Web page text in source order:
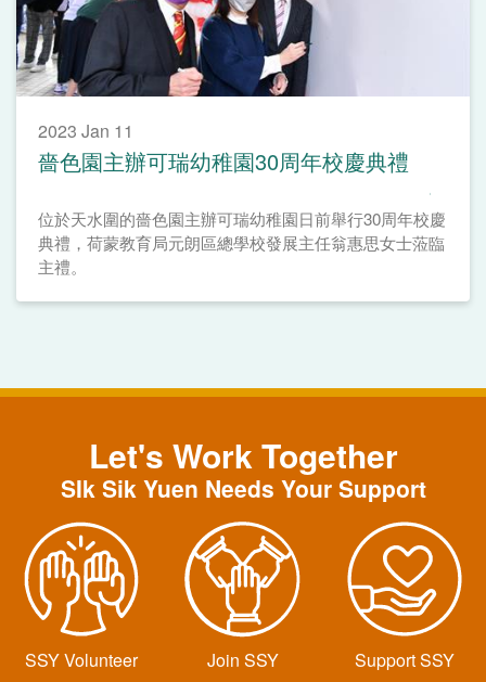
2023 Jan 11
嗇色園主辦可瑞幼稚園30周年校慶典禮
位於天水圍的嗇色園主辦可瑞幼稚園日前舉行30周年校慶
典禮，荷蒙教育局元朗區總學校發展主任翁惠思女士蒞臨
主禮。
Let's Work Together
SIk Sik Yuen Needs Your Support
SSY Volunteer Join SSY Support SSY